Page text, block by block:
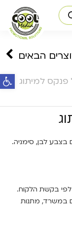
פתח
הבאים
למיתוג
לפי בקשת הלקוח.
במשרד, מתנות